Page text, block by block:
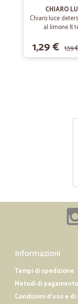
CHIARO
Chiaro luce
al limone
1,29 € 1,59
Informazioni
Tempi di spedizione
Metodi di pagamento
Condizioni d'uso e